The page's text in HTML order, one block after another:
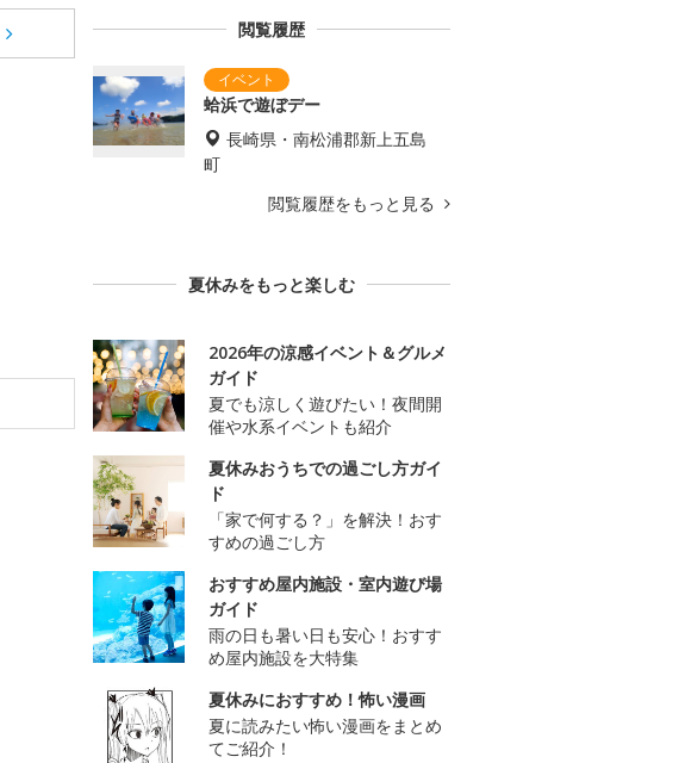
閲覧履歴
蛤浜で遊ぼデー
長崎県・南松浦郡新上五島
町
閲覧履歴をもっと見る
夏休みをもっと楽しむ
2026年の涼感イベント＆グルメ
ガイド
夏でも涼しく遊びたい！夜間開
催や水系イベントも紹介
夏休みおうちでの過ごし方ガイ
ド
「家で何する？」を解決！おす
すめの過ごし方
おすすめ屋内施設・室内遊び場
ガイド
雨の日も暑い日も安心！おすす
め屋内施設を大特集
夏休みにおすすめ！怖い漫画
夏に読みたい怖い漫画をまとめ
てご紹介！